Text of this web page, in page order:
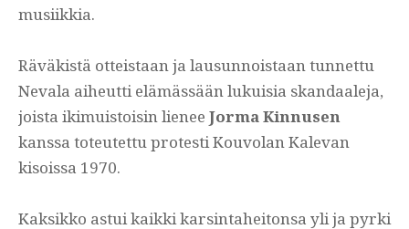
musiikkia.
Räväkistä otteistaan ja lausunnoistaan tunnettu
Nevala aiheutti elämässään lukuisia skandaaleja,
joista ikimuistoisin lienee Jorma Kinnusen
kanssa toteutettu protesti Kouvolan Kalevan
kisoissa 1970.
Kaksikko astui kaikki karsintaheitonsa yli ja pyrki